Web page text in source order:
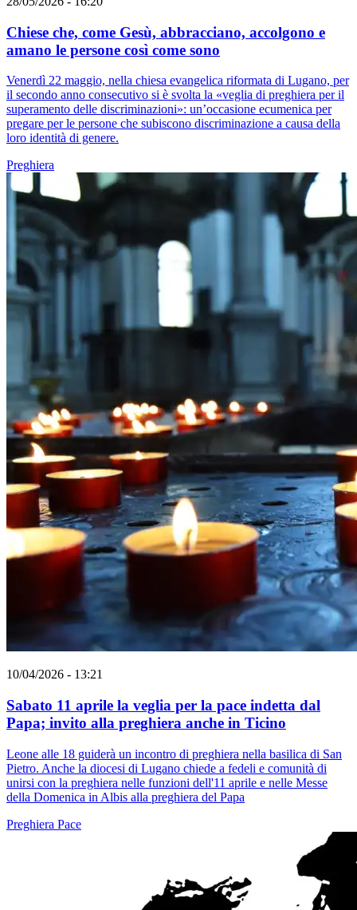
Chiese che, come Gesù, abbracciano, accolgono e
amano le persone così come sono
Venerdì 22 maggio, nella chiesa evangelica riformata di Lugano, per
il secondo anno consecutivo si è svolta la «veglia di preghiera per il
superamento delle discriminazioni»: un’occasione ecumenica per
pregare per le persone che subiscono discriminazione a causa della
loro identità di genere.
Preghiera
10/04/2026 - 13:21
Sabato 11 aprile la veglia per la pace indetta dal
Papa; invito alla preghiera anche in Ticino
Leone alle 18 guiderà un incontro di preghiera nella basilica di San
Pietro. Anche la diocesi di Lugano chiede a fedeli e comunità di
unirsi con la preghiera nelle funzioni dell'11 aprile e nelle Messe
della Domenica in Albis alla preghiera del Papa
Preghiera Pace